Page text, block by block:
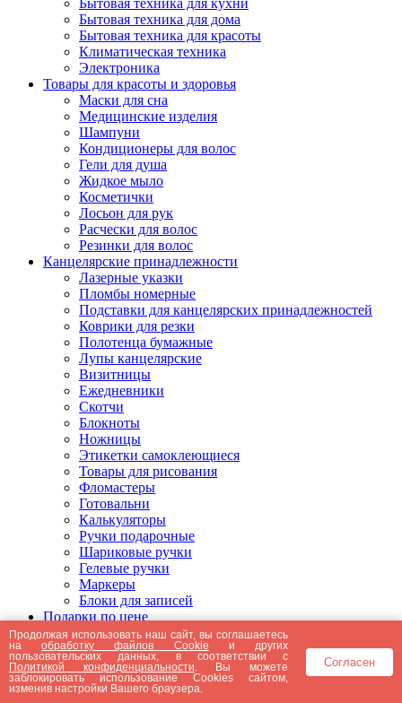
Бытовая техника для кухни
Бытовая техника для дома
Бытовая техника для красоты
Климатическая техника
Электроника
Товары для красоты и здоровья
Маски для сна
Медицинские изделия
Шампуни
Кондиционеры для волос
Гели для душа
Жидкое мыло
Косметички
Лосьон для рук
Расчески для волос
Резинки для волос
Канцелярские принадлежности
Лазерные указки
Пломбы номерные
Подставки для канцелярских принадлежностей
Коврики для резки
Полотенца бумажные
Лупы канцелярские
Визитницы
Ежедневники
Скотчи
Блокноты
Ножницы
Этикетки самоклеющиеся
Товары для рисования
Фломастеры
Готовальни
Калькуляторы
Ручки подарочные
Шариковые ручки
Гелевые ручки
Маркеры
Блоки для записей
Подарки по цене
Подарки от 5000 рублей
Подарки до 5000 рублей
Подарки до 3000 рублей
Подарки до 2000 рублей
Подарки до 1000 рублей
Продолжая использовать наш сайт, вы соглашаетесь
наобработку файлов Cookie и других
пользовательских данных, в соответствии с
Политикой конфиденциальности . Вы можете
заблокировать использование Cookies сайтом,
изменив настройки Вашего браузера.
Согласен